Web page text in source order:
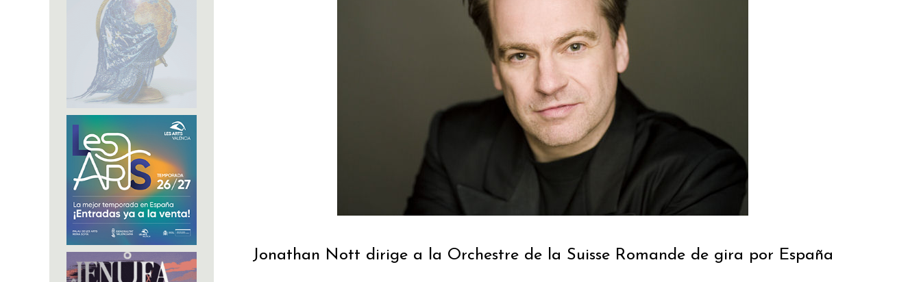
Jonathan Nott dirige a la Orchestre de la Suisse Romande de gira por España